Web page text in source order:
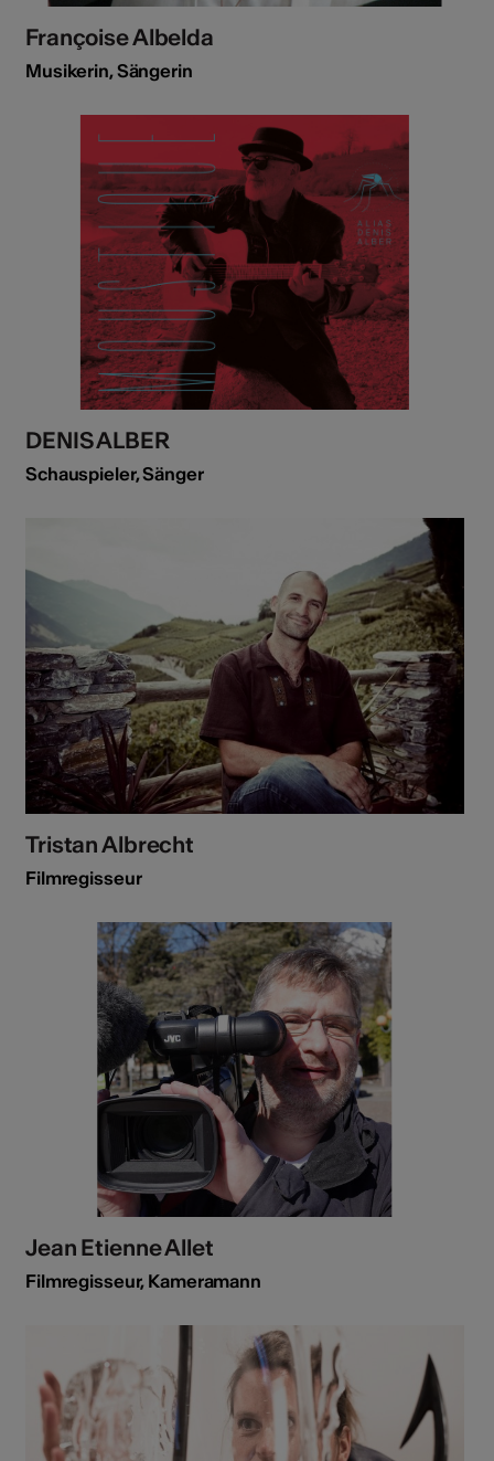
Françoise Albelda
Musikerin, Sängerin
DENIS ALBER
Schauspieler, Sänger
Tristan Albrecht
Filmregisseur
Jean Etienne Allet
Filmregisseur, Kameramann